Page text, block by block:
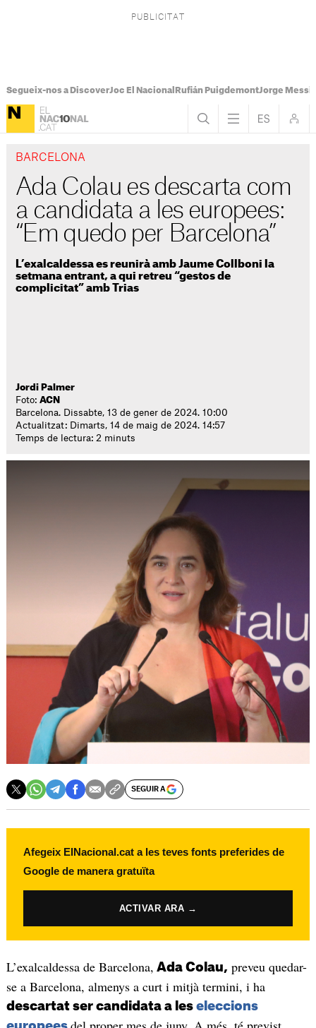
Segueix-nos a DiscoverJoc El Nacional Rufián PuigdemontJorge Messi
BARCELONA
Ada Colau es descarta com
a candidata a les europees:
“Em quedo per Barcelona”
L’exalcaldessa es reunirà amb Jaume Collboni la
setmana entrant, a qui retreu “gestos de
complicitat” amb Trias
Jordi Palmer
Foto:ACN
Barcelona. Dissabte, 13 de gener de 2024. 10:00
Actualitzat: Dimarts, 14 de maig de 2024. 14:57
Temps de lectura: 2 minuts
SEGUIR A
Afegeix ElNacional.cat a les teves fonts preferides de
Google de manera gratuïta
ACTIVAR ARA →
L’exalcaldessa de Barcelona, Ada Colau, preveu quedar-
se a Barcelona, almenys a curt i mitjà termini, i ha
descartat ser candidata a les eleccions